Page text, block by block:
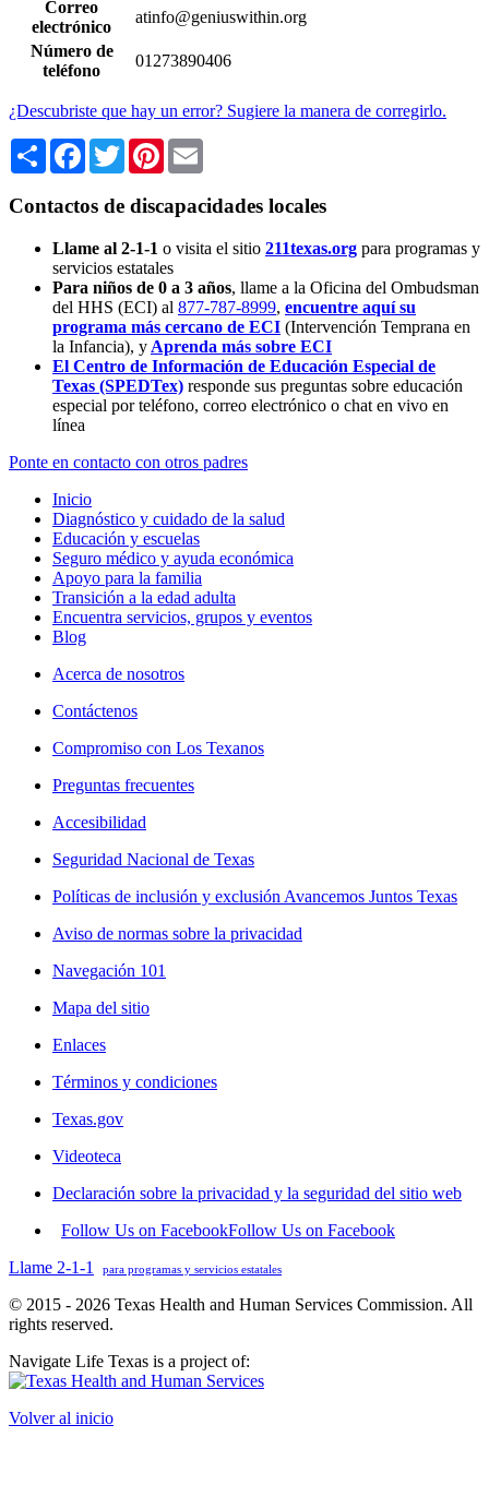
Correo
electrónico
atinfo@geniuswithin.org
Número de
teléfono
01273890406
¿Descubriste que hay un error? Sugiere la manera de corregirlo.
Share Facebook
TwitterPinterest
Contactos de discapacidades locales
Llame al 2-1-1 o visita el sitio 211texas.org para programas y
servicios estatales
Para niños de 0 a 3 años, llame a la Oficina del Ombudsman
del HHS (ECI) al 877-787-8999, encuentre aquí su
programa más cercano de ECI (Intervención Temprana en
la Infancia), y Aprenda más sobre ECI
El Centro de Información de Educación Especial de
Texas (SPEDTex) responde sus preguntas sobre educación
especial por teléfono, correo electrónico o chat en vivo en
línea
Ponte en contacto con otros padres
Inicio
Diagnóstico y cuidado de la salud
Educación y escuelas
Seguro médico y ayuda económica
Apoyo para la familia
Transición a la edad adulta
Encuentra servicios, grupos y eventos
Blog
Acerca de nosotros
Contáctenos
Compromiso con Los Texanos
Preguntas frecuentes
Accesibilidad
Seguridad Nacional de Texas
Políticas de inclusión y exclusión Avancemos Juntos Texas
Aviso de normas sobre la privacidad
Navegación 101
Mapa del sitio
Enlaces
Términos y condiciones
Texas.gov
Videoteca
Declaración sobre la privacidad y la seguridad del sitio web
Follow Us on FacebookFollow Us on Facebook
Llame 2-1-1
para programas y servicios estatales
© 2015 - 2026 Texas Health and Human Services Commission. All
rights reserved.
Navigate Life Texas is a project of:
Volver al inicio